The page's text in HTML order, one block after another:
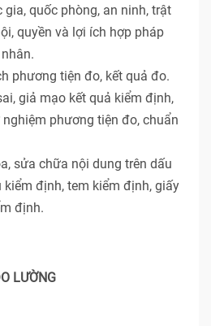
quốc phòng, an ninh, trật
quyền và lợi ích hợp pháp
phương tiện đo, kết quả đo.
giả mạo kết quả kiểm định,
phương tiện đo, chuẩn
sửa chữa nội dung trên dấu
định, tem kiểm định, giấy
định.
LƯỜNG